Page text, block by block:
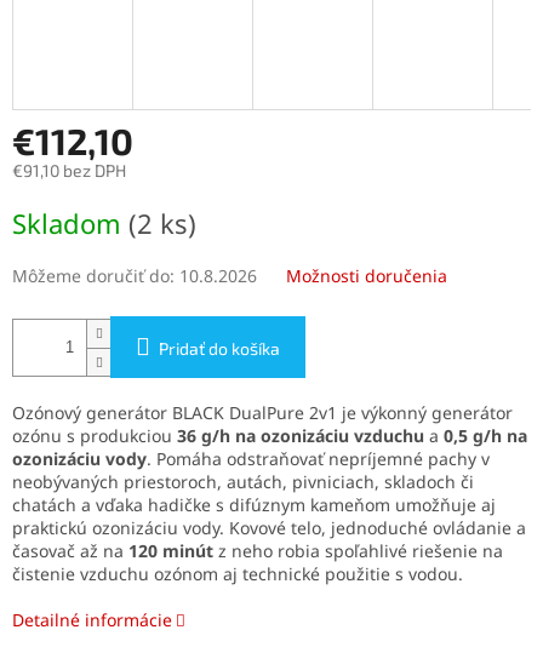
€112,10
€91,10 bez DPH
cena:
Skladom (2 ks)
Môžeme doručiť do: 10.8.2026 Možnosti doručenia
Pridať do košíka
Ozónový generátor BLACK DualPure 2v1 je výkonný generátor
ozónu s produkciou 36 g/h na ozonizáciu vzduchu a 0,5 g/h na
ozonizáciu vody. Pomáha odstraňovať nepríjemné pachy v
neobývaných priestoroch, autách, pivniciach, skladoch či
chatách a vďaka hadičke s difúznym kameňom umožňuje aj
praktickú ozonizáciu vody. Kovové telo, jednoduché ovládanie a
časovač až na 120 minút z neho robia spoľahlivé riešenie na
čistenie vzduchu ozónom aj technické použitie s vodou.
Detailné informácie